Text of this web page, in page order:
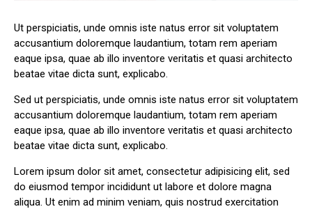
Ut perspiciatis, unde omnis iste natus error sit voluptatem
accusantium doloremque laudantium, totam rem aperiam
eaque ipsa, quae ab illo inventore veritatis et quasi architecto
beatae vitae dicta sunt, explicabo.
Sed ut perspiciatis, unde omnis iste natus error sit voluptatem
accusantium doloremque laudantium, totam rem aperiam
eaque ipsa, quae ab illo inventore veritatis et quasi architecto
beatae vitae dicta sunt, explicabo.
Lorem ipsum dolor sit amet, consectetur adipisicing elit, sed
do eiusmod tempor incididunt ut labore et dolore magna
aliqua. Ut enim ad minim veniam, quis nostrud exercitation